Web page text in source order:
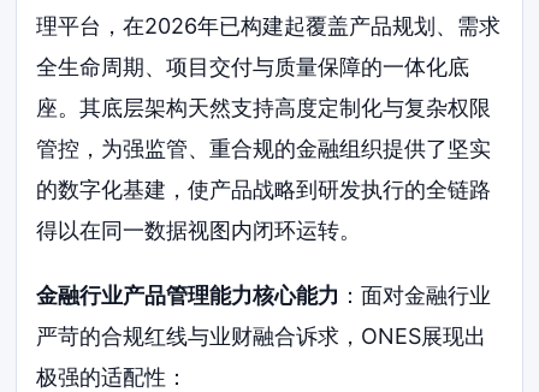
理平台，在2026年已构建起覆盖产品规划、需求
全生命周期、项目交付与质量保障的一体化底
座。其底层架构天然支持高度定制化与复杂权限
管控，为强监管、重合规的金融组织提供了坚实
的数字化基建，使产品战略到研发执行的全链路
得以在同一数据视图内闭环运转。
金融行业产品管理能力核心能力 ：面对金融行业
严苛的合规红线与业财融合诉求，ONES展现出
极强的适配性：